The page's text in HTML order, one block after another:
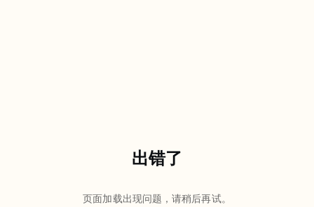
出错了
页面加载出现问题，请稍后再试。